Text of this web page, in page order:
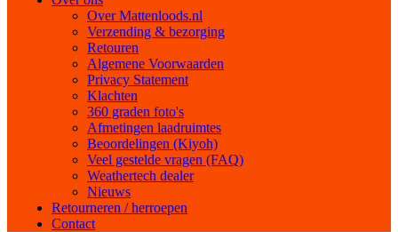
Over Mattenloods.nl
Verzending & bezorging
Retouren
Algemene Voorwaarden
Privacy Statement
Klachten
360 graden foto's
Afmetingen laadruimtes
Beoordelingen (Kiyoh)
Veel gestelde vragen (FAQ)
Weathertech dealer
Nieuws
Retourneren / herroepen
Contact